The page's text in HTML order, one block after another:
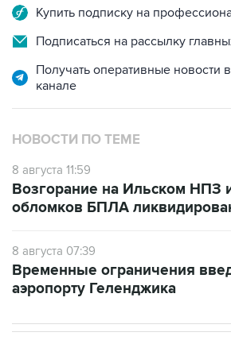
Купить подписку на
Подписаться на рассылку
Получать оперативные новости
канале
НОВОСТИ ПО ТЕМЕ
8 августа 11:59
Возгорание на Ильском НПЗ
обломков БПЛА
8 августа 07:39
Временные ограничения
аэропорту Геленджика